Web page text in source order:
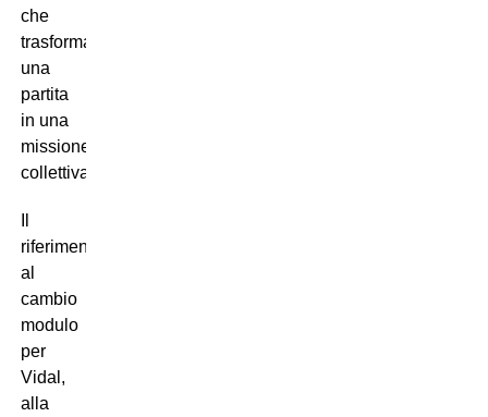
che
trasforma
una
partita
in una
missione
collettiva.
riferimento
al
cambio
modulo
per
Vidal,
alla